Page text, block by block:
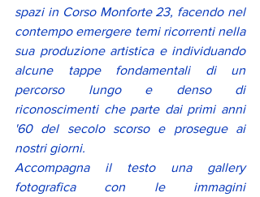
spazi in Corso Monforte 23, facendo nel
contempo emergere temi ricorrenti nella
sua produzione artistica e individuando
alcune tappe fondamentali di un
percorso lungo e denso di
riconoscimenti che parte dai primi anni
'60 del secolo scorso e prosegue ai
nostri giorni.
Accompagna il testo una gallery
fotografica con le immagini